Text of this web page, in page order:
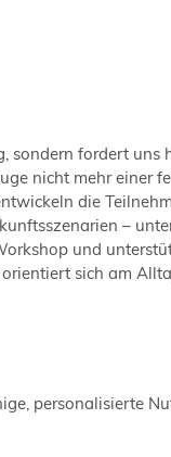
fordert
nicht mehr
die
–
und
sich am
personalisierte